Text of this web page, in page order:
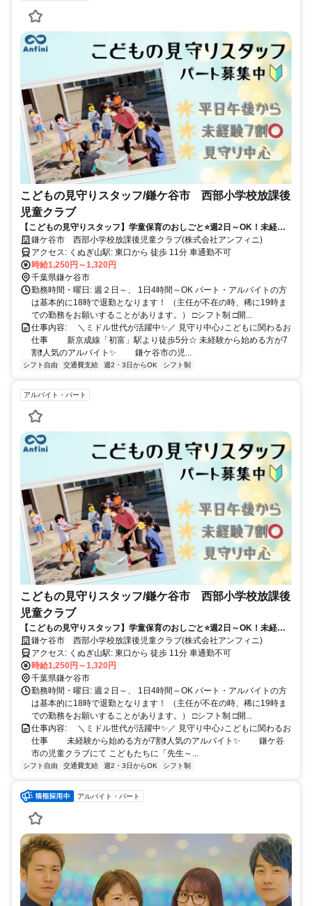
こどもの見守りスタッフ/鎌ケ谷市 西部小学校放課後
児童クラブ
【こどもの見守りスタッフ】学童保育のおしごと⭐週2日～OK！未経験
でもOK⭕あなたの初めてを応援します♪
鎌ケ谷市 西部小学校放課後児童クラブ(株式会社アンフィニ)
アクセス: くぬぎ山駅: 東口から 徒歩 11分 車通勤不可
時給1,250円～1,320円
千葉県鎌ケ谷市
勤務時間・曜日: 週２日～、 1日4時間～OK パート・アルバイトの方
は基本的に18時で退勤となります！ （主任が不在の時、稀に19時ま
での勤務をお願いすることがあります。） □シフト制 □開...
仕事内容: ⠀ ＼ミドル世代が活躍中✨／ 見守り中心♪こどもに関わるお
仕事 ⠀ ⠀ 新京成線「初富」駅より徒歩5分☆ 未経験から始める方が7
割❗人気のアルバイト✨ ⠀ ⠀ 鎌ケ谷市の児...
シフト自由 交通費支給 週2・3日からOK シフト制
アルバイト・パート
こどもの見守りスタッフ/鎌ケ谷市 西部小学校放課後
児童クラブ
【こどもの見守りスタッフ】学童保育のおしごと⭐週2日～OK！未経験
でもOK⭕あなたの初めてを応援します♪
鎌ケ谷市 西部小学校放課後児童クラブ(株式会社アンフィニ)
アクセス: くぬぎ山駅: 東口から 徒歩 11分 車通勤不可
時給1,250円～1,320円
千葉県鎌ケ谷市
勤務時間・曜日: 週２日～、 1日4時間～OK パート・アルバイトの方
は基本的に18時で退勤となります！ （主任が不在の時、稀に19時ま
での勤務をお願いすることがあります。） □シフト制 □開...
仕事内容: ⠀ ＼ミドル世代が活躍中✨／ 見守り中心♪こどもに関わるお
仕事 ⠀ ⠀ 未経験から始める方が7割❗人気のアルバイト✨ ⠀ ⠀ 鎌ケ谷
市の児童クラブにて こどもたちに「先生～...
シフト自由 交通費支給 週2・3日からOK シフト制
アルバイト・パート